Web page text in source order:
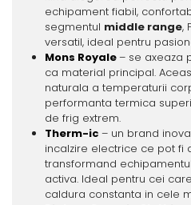
echipament fiabil,
segmentul middle range,
versatil, ideal pentru
Mons Royale– se axeaza
ca material principal.
naturala a temperaturii
performanta termica
de frig extrem.
Therm-ic – un brand
incalzire electrice ce pot fi
transformand
activa. Ideal pentru cei
caldura constanta in cele